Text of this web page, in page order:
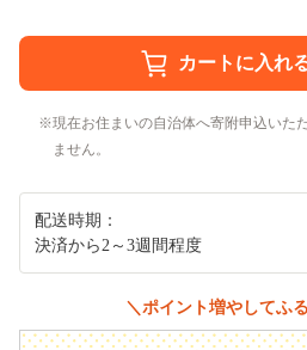
現在お住まいの自治体へ寄附申込いた
ません。
配送時期：
決済から2～3週間程度
＼ポイント増やしてふ